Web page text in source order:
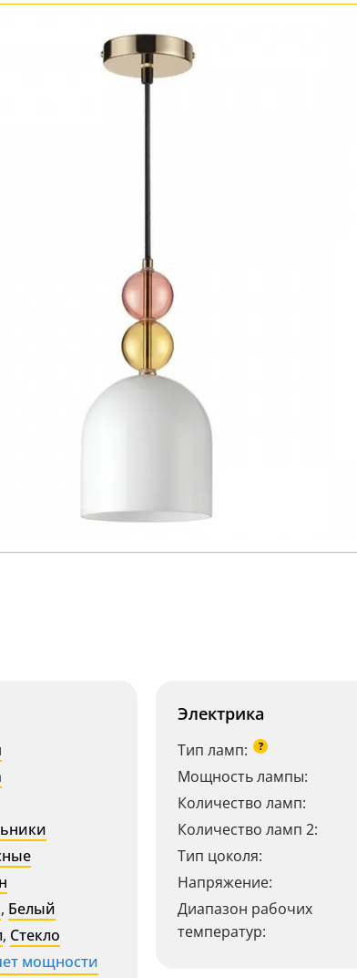
Хром
Черные
, Белый
, Стекло
мощности
Электрика
Тип ламп: ?
Мощность лампы:
Количество ламп:
Количество ламп 2:
Тип цоколя:
Напряжение:
Диапазон рабочих
температур: